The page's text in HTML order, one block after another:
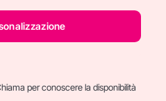
per conoscere la disponibilità